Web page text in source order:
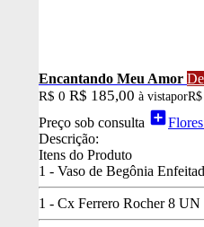
Encantando Meu Amor
R$ 0 R$ 185,00 à vistapor
Preço sob consulta add_box
Descrição:
Itens do Produto
1 - Vaso de Begônia
1 - Cx Ferrero Rocher 8 UN